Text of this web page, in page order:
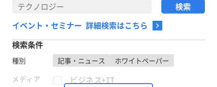
イベント・セミナー 詳細検索はこちら
検索条件
種別 記事・ニュース
ホワイトペーパー
メディア
ビジネス+IT